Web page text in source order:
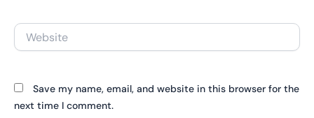
Website
Save my name, email, and website in this browser for the
next time I comment.